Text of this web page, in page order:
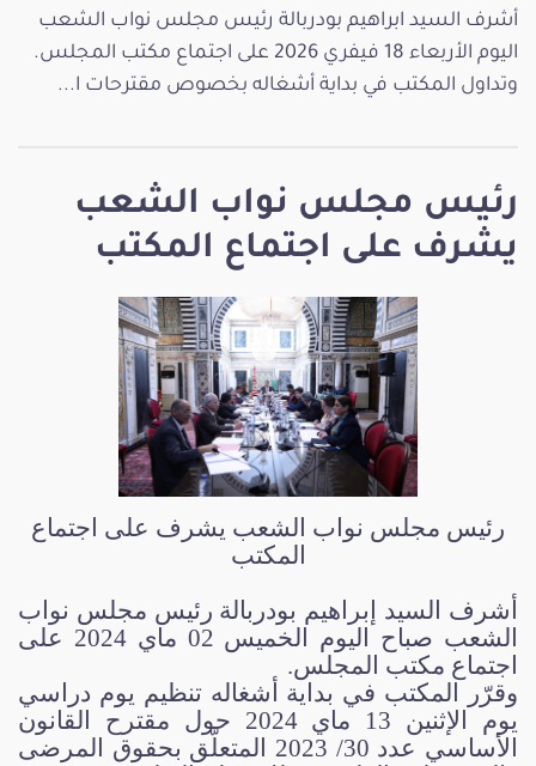
رئيس مجلس نواب الشعب
يشرف على اجتماع المكتب
رئيس مجلس نواب الشعب يشرف على اجتماع
المكتب
أشرف السيد إبراهيم بودربالة رئيس مجلس نواب
الشعب صباح اليوم الخميس 02 ماي 2024 على
اجتماع مكتب المجلس.
وقرّر المكتب في بداية أشغاله تنظيم يوم دراسي
يوم الإثنين 13 ماي 2024 حول مقترح القانون
الأساسي عدد 30/ 2023 المتعلّق بحقوق المرضى
أشرف السيد ابراهيم بودربالة رئيس مجلس نواب الشعب
اليوم الأربعاء 18 فيفري 2026 على اجتماع مكتب المجلس.
وتداول المكتب في بداية أشغاله بخصوص مقترحات ا...